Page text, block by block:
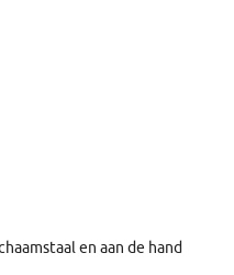
en aan de hand